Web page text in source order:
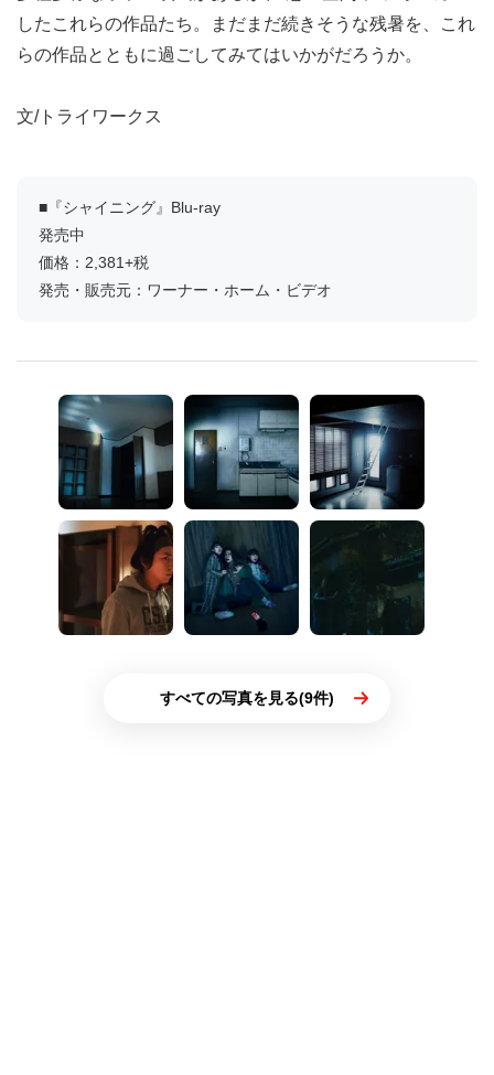
したこれらの作品たち。まだまだ続きそうな残暑を、これ
らの作品とともに過ごしてみてはいかがだろうか。
文/トライワークス
■『シャイニング』Blu-ray
発売中
価格：2,381+税
発売・販売元：ワーナー・ホーム・ビデオ
すべての写真を見る(9件)